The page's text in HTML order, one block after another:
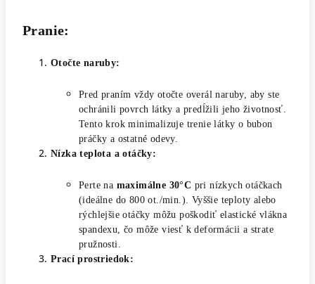
Pranie:
Otočte naruby:
Pred praním vždy otočte overál naruby, aby ste
ochránili povrch látky a predĺžili jeho životnosť.
Tento krok minimalizuje trenie látky o bubon
práčky a ostatné odevy.
Nízka teplota a otáčky:
Perte na maximálne 30°C pri nízkych otáčkach
(ideálne do 800 ot./min.). Vyššie teploty alebo
rýchlejšie otáčky môžu poškodiť elastické vlákna
spandexu, čo môže viesť k deformácii a strate
pružnosti.
Prací prostriedok: